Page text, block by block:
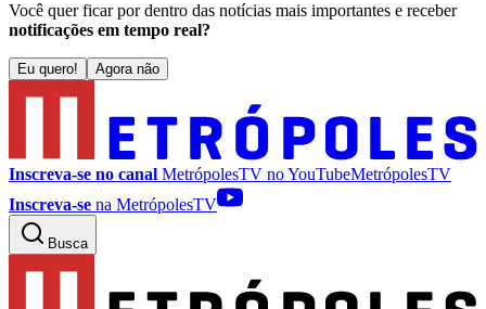
Você quer ficar por dentro das notícias mais importantes e receber
notificações em tempo real?
Eu quero! Agora não
Inscreva-se no canal MetrópolesTV noYouTubeMetrópolesTV
Inscreva-se na MetrópolesTV
Busca